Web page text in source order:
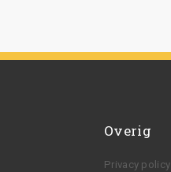
Overig
Privacy policy